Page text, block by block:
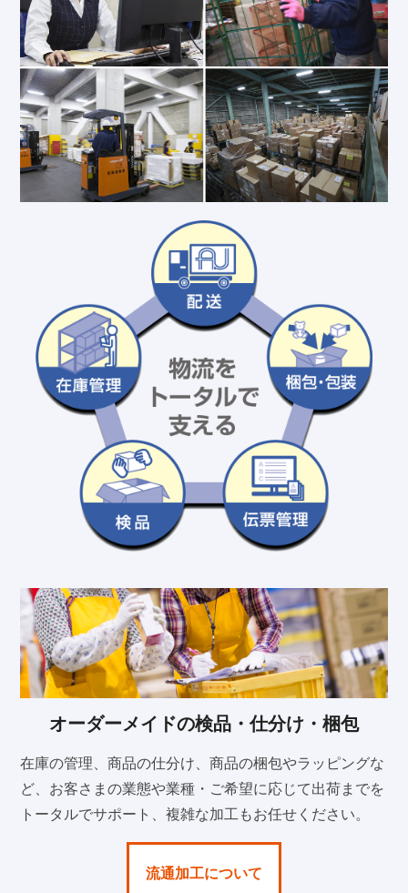
オーダーメイドの検品・仕分け・梱包
在庫の管理、商品の仕分け、商品の梱包やラッピングな
ど、お客さまの業態や業種・ご希望に応じて出荷までを
トータルでサポート、複雑な加工もお任せください。
流通加工について